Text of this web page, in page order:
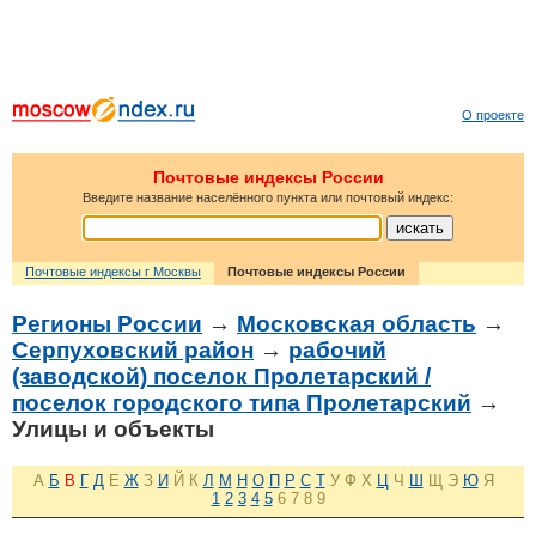
О проекте
Почтовые индексы России
Введите название населённого пункта или почтовый индекс:
Почтовые индексы г Москвы Почтовые индексы России
Регионы России → Московская область →
Серпуховский район → рабочий
(заводской) поселок Пролетарский /
поселок городского типа Пролетарский →
Улицы и объекты
А Б В Г Д Е Ж З И Й К Л М Н О П Р С Т У Ф Х Ц Ч Ш Щ Э Ю Я
1 2 3 4 5 6 7 8 9